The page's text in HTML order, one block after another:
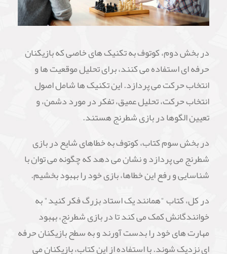
در بخش دوم، کوتوف به تکنیک های خاصی که بازیکنان
حرفه ای استفاده می کنند، برای تحلیل موقعیت ها و
انتخاب حرکت می پردازد. این تکنیک ها شامل اصول
انتخاب حرکت، تحلیل عمیق، تفکر در مورد دشمن، و
تعیین الگوها در بازی شطرنج هستند.
در بخش سوم کتاب، کوتوف به خطاهای شایع در بازی
شطرنج می پردازد و نشان می دهد که چگونه می توان با
شناسایی و رفع این خطاها، بازی خود را بهبود بخشیم.
در کل، کتاب "همانند یک استاد بزرگ فکر کنید" به
خوانندگانش کمک می کند تا در بازی شطرنج، بهبود
مهارت های خود را بدست آورند و به سطح بازیکنان حرفه
ای نزدیک شوند. با استفاده از این کتاب، بازیکنان می